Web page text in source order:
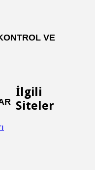
VE
İlgili
Siteler